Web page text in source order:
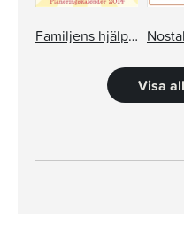
Familjens hjälpreda - Planeringskalender 2014
Visa